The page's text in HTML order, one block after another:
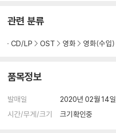
관련 분류
CD/LP OST 영화 영화(수입)
품목정보
발매일
2020년 02월 14일
시간/무게/크기
크기확인중